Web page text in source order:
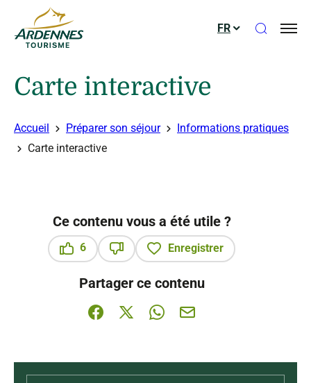
FR Ouvrir
Carte interactive
Accueil Préparer son séjour
Informations pratiques
Carte interactive
Ce contenu vous a été utile ?
6
Enregistrer
Partager ce contenu
Partager sur Facebook (nouvelle fenêtre)
Partager sur X / Twitter (nouvelle
Partager sur WhatsApp
Partager par mail